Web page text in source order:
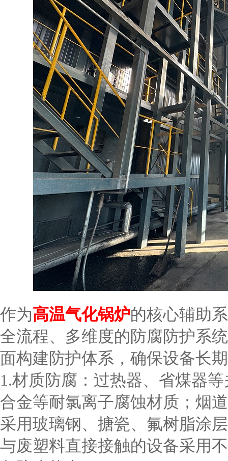
作为高温气化锅炉的核心辅助
全流程、多维度的防腐防护系
面构建防护体系，确保设备长
1.材质防腐：过热器、省煤器
合金等耐氯离子腐蚀材质；烟
采用玻璃钢、搪瓷、氟树脂涂
与废塑料直接接触的设备采用